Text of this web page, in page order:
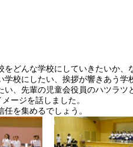
どんな学校にしていきたいか、
校にしたい、挨拶が響きあう学
、先輩の児童会役員のハツラツ
ージを話しました。
を集めるでしょう。